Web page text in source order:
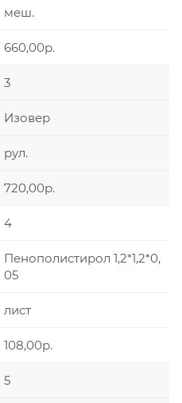
меш.
660,00р.
3
Изовер
рул.
720,00р.
4
Пенополистирол 1,2*1,2*0,
05
лист
108,00р.
5